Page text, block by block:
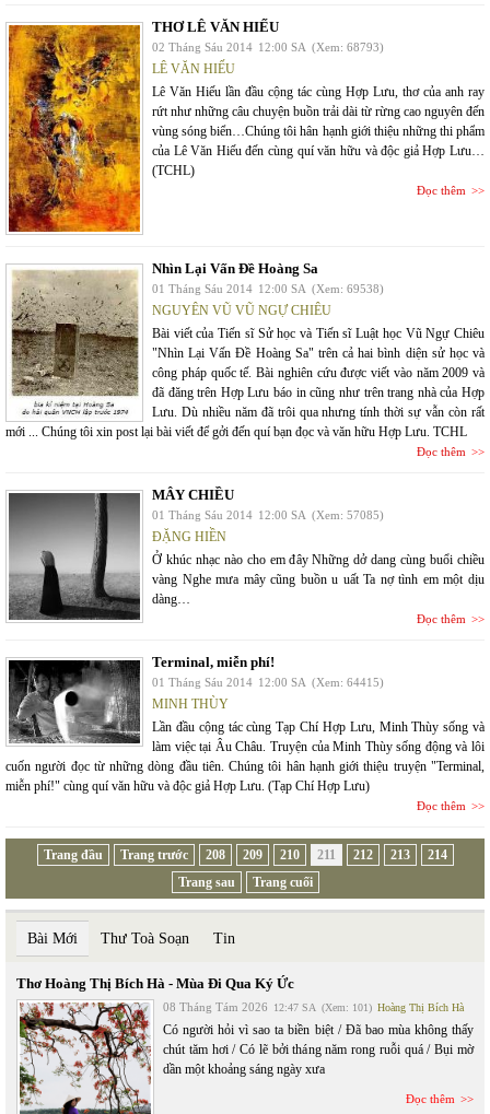
THƠ LÊ VĂN HIẾU
02 Tháng Sáu 2014 12:00 SA (Xem: 68793)
LÊ VĂN HIẾU
Lê Văn Hiếu lần đầu cộng tác cùng Hợp Lưu, thơ của anh ray
rứt như những câu chuyện buồn trải dài từ rừng cao nguyên đến
vùng sóng biển…Chúng tôi hân hạnh giới thiệu những thi phẩm
của Lê Văn Hiếu đến cùng quí văn hữu và độc giả Hợp Lưu…
(TCHL)
Đọc thêm
Nhìn Lại Vấn Đề Hoàng Sa
01 Tháng Sáu 2014 12:00 SA (Xem: 69538)
NGUYÊN VŨ VŨ NGỰ CHIÊU
Bài viết của Tiến sĩ Sử học và Tiến sĩ Luật học Vũ Ngự Chiêu
"Nhìn Lại Vấn Đề Hoàng Sa" trên cả hai bình diện sử học và
công pháp quốc tế. Bài nghiên cứu được viết vào năm 2009 và
đã đăng trên Hợp Lưu báo in cũng như trên trang nhà của Hợp
Lưu. Dù nhiều năm đã trôi qua nhưng tính thời sự vẫn còn rất
mới ... Chúng tôi xin post lại bài viết để gởi đến quí bạn đọc và văn hữu Hợp Lưu. TCHL
Đọc thêm
MÂY CHIỀU
01 Tháng Sáu 2014 12:00 SA (Xem: 57085)
ĐẶNG HIỀN
Ở khúc nhạc nào cho em đây Những dở dang cùng buổi chiều
vàng Nghe mưa mây cũng buồn u uất Ta nợ tình em một dịu
dàng…
Đọc thêm
Terminal, miễn phí!
01 Tháng Sáu 2014 12:00 SA (Xem: 64415)
MINH THÙY
Lần đầu cộng tác cùng Tạp Chí Hợp Lưu, Minh Thùy sống và
làm việc tại Âu Châu. Truyện của Minh Thùy sống động và lôi
cuốn người đọc từ những dòng đầu tiên. Chúng tôi hân hạnh giới thiệu truyện "Terminal,
miễn phí!" cùng quí văn hữu và độc giả Hợp Lưu. (Tạp Chí Hợp Lưu)
Đọc thêm
Trang đầu Trang trước 208 209 210 211 212 213
214
Trang sau
Trang cuối
Bài Mới Thư Toà Soạn Tin
Thơ Hoàng Thị Bích Hà - Mùa Đi Qua Ký Ức
08 Tháng Tám 2026 12:47 SA (Xem: 101) Hoàng Thị Bích Hà
Có người hỏi vì sao ta biền biệt / Đã bao mùa không thấy
chút tăm hơi / Có lẽ bởi tháng năm rong ruỗi quá / Bụi mờ
dần một khoảng sáng ngày xưa
Đọc thêm